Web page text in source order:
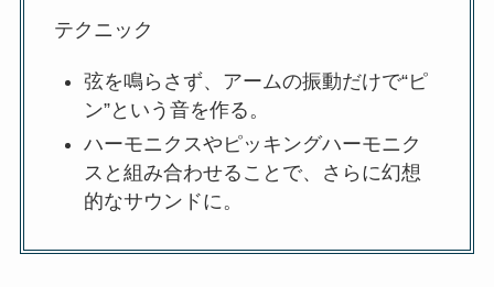
テクニック
弦を鳴らさず、アームの振動だけで“ピ
ン”という音を作る。
ハーモニクスやピッキングハーモニク
スと組み合わせることで、さらに幻想
的なサウンドに。